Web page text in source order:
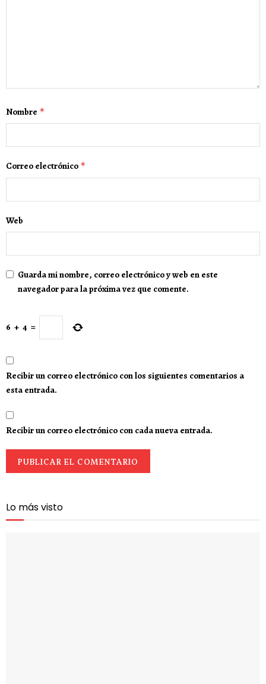
Nombre *
Correo electrónico *
Web
Guarda mi nombre, correo electrónico y web en este
navegador para la próxima vez que comente.
6 + 4 =
Recibir un correo electrónico con los siguientes comentarios a
esta entrada.
Recibir un correo electrónico con cada nueva entrada.
Lo más visto